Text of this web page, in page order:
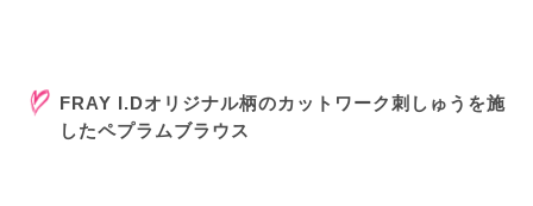
FRAY I.Dオリジナル柄のカットワーク刺しゅうを施
したペプラムブラウス